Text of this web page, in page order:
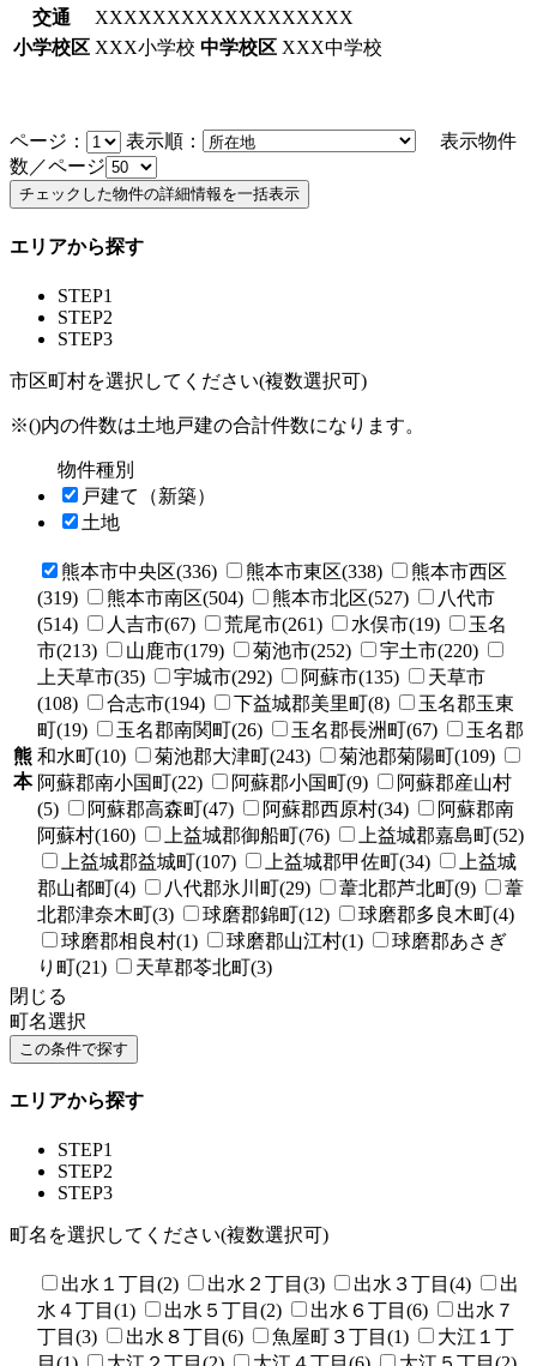
交通
XXXXXXXXXXXXXXXXXX
小学校区 XXX小学校 中学校区 XXX中学校
ページ： 表示順：
表示物件
数／ページ
エリアから探す
STEP1
STEP2
STEP3
市区町村を選択してください(複数選択可)
※()内の件数は土地戸建の合計件数になります。
物件種別
戸建て（新築）
土地
熊
本
熊本市中央区(336) 熊本市東区(338)
熊本市西区
(319)
熊本市南区(504) 熊本市北区(527)
八代市
(514)
人吉市(67) 荒尾市(261) 水俣市(19)
玉名
市(213)
山鹿市(179) 菊池市(252)
宇土市(220)
上天草市(35)
宇城市(292) 阿蘇市(135)
天草市
(108)
合志市(194) 下益城郡美里町(8)
玉名郡玉東
町(19)
玉名郡南関町(26) 玉名郡長洲町(67)
玉名郡
和水町(10)
菊池郡大津町(243)
菊池郡菊陽町(109)
阿蘇郡南小国町(22)
阿蘇郡小国町(9)
阿蘇郡産山村
(5)
阿蘇郡高森町(47) 阿蘇郡西原村(34)
阿蘇郡南
阿蘇村(160)
上益城郡御船町(76)
上益城郡嘉島町(52)
上益城郡益城町(107)
上益城郡甲佐町(34)
上益城
郡山都町(4)
八代郡氷川町(29) 葦北郡芦北町(9)
葦
北郡津奈木町(3)
球磨郡錦町(12)
球磨郡多良木町(4)
球磨郡相良村(1)
球磨郡山江村(1)
球磨郡あさぎ
り町(21)
天草郡苓北町(3)
閉じる
町名選択
エリアから探す
STEP1
STEP2
STEP3
町名を選択してください(複数選択可)
出水１丁目(2) 出水２丁目(3) 出水３丁目(4)
出
水４丁目(1)
出水５丁目(2) 出水６丁目(6)
出水７
丁目(3)
出水８丁目(6) 魚屋町３丁目(1)
大江１丁